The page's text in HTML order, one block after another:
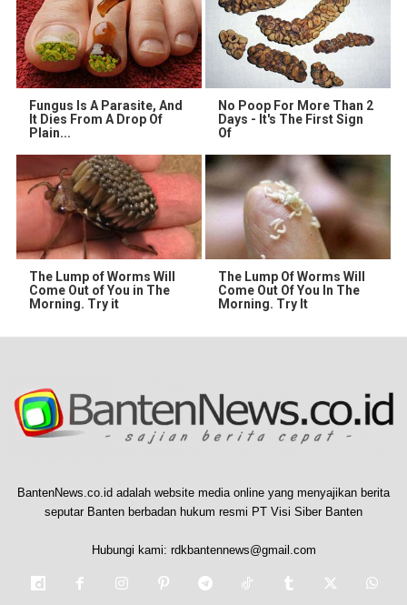
Fungus Is A Parasite, And
It Dies From A Drop Of
Plain...
No Poop For More Than 2
Days - It's The First Sign
Of
The Lump of Worms Will
Come Out of You in The
Morning. Try it
The Lump Of Worms Will
Come Out Of You In The
Morning. Try It
BantenNews.co.id adalah website media online yang menyajikan berita
seputar Banten berbadan hukum resmi PT Visi Siber Banten
Hubungi kami: rdkbantennews@gmail.com